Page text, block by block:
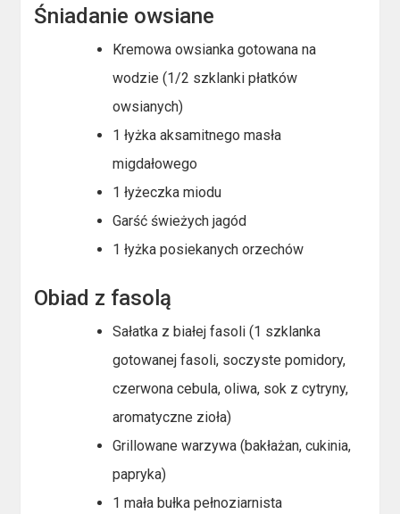
Śniadanie owsiane
Kremowa owsianka gotowana na
wodzie (1/2 szklanki płatków
owsianych)
1 łyżka aksamitnego masła
migdałowego
1 łyżeczka miodu
Garść świeżych jagód
1 łyżka posiekanych orzechów
Obiad z fasolą
Sałatka z białej fasoli (1 szklanka
gotowanej fasoli, soczyste pomidory,
czerwona cebula, oliwa, sok z cytryny,
aromatyczne zioła)
Grillowane warzywa (bakłażan, cukinia,
papryka)
1 mała bułka pełnoziarnista